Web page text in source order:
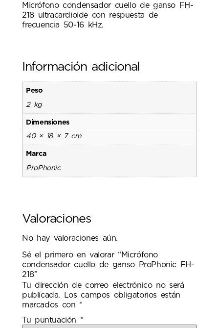
Micrófono condensador cuello de ganso FH-
218 ultracardioide con respuesta de
frecuencia 50-16 kHz.
Información adicional
Peso
2 kg
Dimensiones
40 × 18 × 7 cm
Marca
ProPhonic
Valoraciones
No hay valoraciones aún.
Sé el primero en valorar “Micrófono
condensador cuello de ganso ProPhonic FH-
218”
Tu dirección de correo electrónico no será
publicada.
Los campos obligatorios están
marcados con *
Tu puntuación *